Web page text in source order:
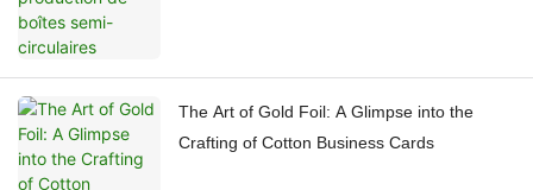
The Art of Gold Foil: A Glimpse into the
Crafting of Cotton Business Cards